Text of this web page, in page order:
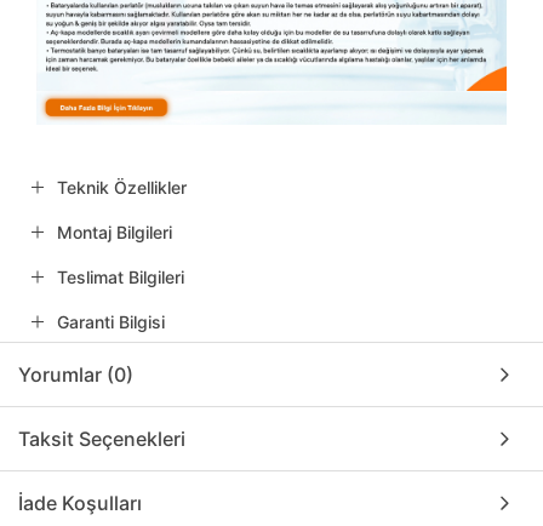
Teknik Özellikler
Montaj Bilgileri
Teslimat Bilgileri
Garanti Bilgisi
Yorumlar (0)
Taksit Seçenekleri
İade Koşulları